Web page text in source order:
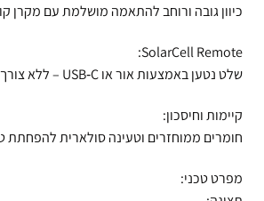
כיוון גובה ורוחב להתאמה מושלמת עם מקרן
SolarCell Remote:
שלט נטען באמצעות אור או USB‑C – ללא צורך בסוללות חד־פעמיות.
קיימות וחיסכון:
חומרים ממוחזרים וטעינה סולארית
מפרט טכני: